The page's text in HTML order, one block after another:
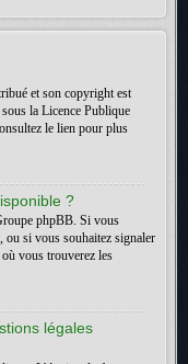
et son copyright est
la Licence Publique
le lien pour plus
?
phpBB. Si vous
ou si vous souhaitez signaler
vous trouverez les
légales